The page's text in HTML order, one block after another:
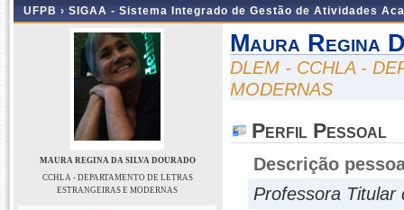
UFPB › SIGAA - Sistema Integrado de Gestão de Atividades
MAURA REGINA DA SILVA DOURADO
CCHLA - DEPARTAMENTO DE LETRAS
ESTRANGEIRAS E MODERNAS
Maura Regina
DLEM - CCHLA -
MODERNAS
Perfil Pessoal
Descrição
Professora Titular